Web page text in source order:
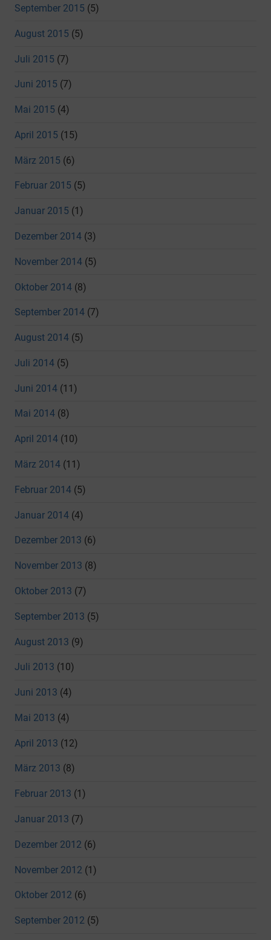
September 2015 (5)
August 2015 (5)
Juli 2015 (7)
Juni 2015 (7)
Mai 2015 (4)
April 2015 (15)
März 2015 (6)
Februar 2015 (5)
Januar 2015 (1)
Dezember 2014 (3)
November 2014 (5)
Oktober 2014 (8)
September 2014 (7)
August 2014 (5)
Juli 2014 (5)
Juni 2014 (11)
Mai 2014 (8)
April 2014 (10)
März 2014 (11)
Februar 2014 (5)
Januar 2014 (4)
Dezember 2013 (6)
November 2013 (8)
Oktober 2013 (7)
September 2013 (5)
August 2013 (9)
Juli 2013 (10)
Juni 2013 (4)
Mai 2013 (4)
April 2013 (12)
März 2013 (8)
Februar 2013 (1)
Januar 2013 (7)
Dezember 2012 (6)
November 2012 (1)
Oktober 2012 (6)
September 2012 (5)